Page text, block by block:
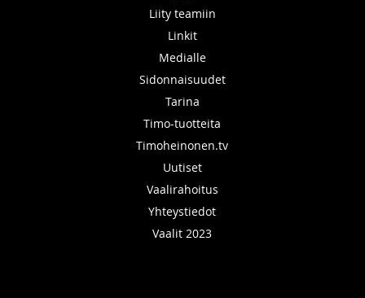
Liity teamiin
Linkit
Medialle
Sidonnaisuudet
Tarina
Timo-tuotteita
Timoheinonen.tv
Uutiset
Vaalirahoitus
Yhteystiedot
Vaalit 2023